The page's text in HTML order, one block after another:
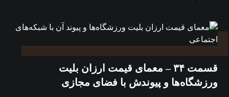
قسمت ۳۴ – معمای قیمت ارزان بلیت
ورزشگاه‌ها و پیوندش با فضای مجازی